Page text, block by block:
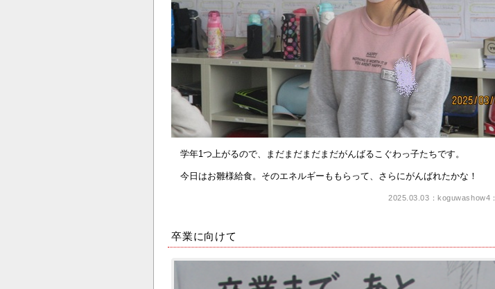
学年1つ上がるので、まだまだまだまだがんばるこぐわっ子たちです。
今日はお雛様給食。そのエネルギーももらって、さらにがんばれたかな！
2025.03.03：koguwashow4：
卒業に向けて